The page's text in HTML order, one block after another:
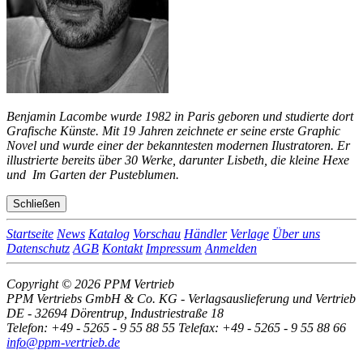
Benjamin Lacombe wurde 1982 in Paris geboren und studierte dort
Grafische Künste. Mit 19 Jahren zeichnete er seine erste Graphic
Novel und wurde einer der bekanntesten modernen Ilustratoren. Er
illustrierte bereits über 30 Werke, darunter Lisbeth, die kleine Hexe
und Im Garten der Pusteblumen.
Schließen
Startseite News Katalog Vorschau Händler Verlage Über uns
Datenschutz AGB Kontakt Impressum Anmelden
Copyright © 2026 PPM Vertrieb
PPM Vertriebs GmbH & Co. KG - Verlagsauslieferung und Vertrieb
DE - 32694 Dörentrup, Industriestraße 18
Telefon: +49 - 5265 - 9 55 88 55 Telefax: +49 - 5265 - 9 55 88 66
info@ppm-vertrieb.de